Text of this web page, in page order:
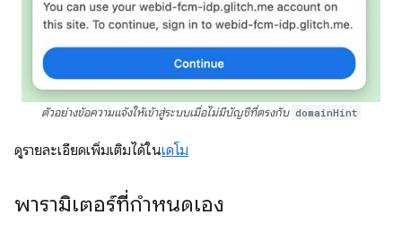
ตัวอย่างข้อความแจ้งให้เข้าสู่ระบบเมื่อไม่มีบัญชีที่ตรงกับ domainHint
ดูรายละเอียดเพิ่มเติมได้ในเดโม
พารามิเตอร์ที่กำหนดเอง